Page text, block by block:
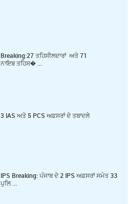
Breaking:27 ਤਹਿਸੀਲਦਾਰਾਂ ਅਤੇ 71
ਨਾਇਬ ਤਹਿਸ� ...
3 IAS ਅਤੇ 5 PCS ਅਫ਼ਸਰਾਂ ਦੇ ਤਬਾਦਲੇ
IPS Breaking: ਪੰਜਾਬ ਦੇ 2 IPS ਅਫ਼ਸਰਾਂ ਸਮੇਤ 33
ਪੁਲਿ ...